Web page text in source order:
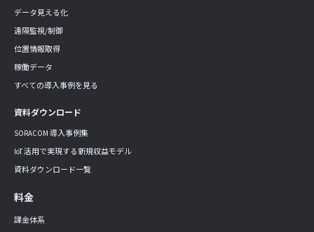
データ見える化
遠隔監視/制御
位置情報取得
稼働データ
すべての導入事例を見る
資料ダウンロード
SORACOM 導入事例集
IoT 活用で実現する新規収益モデル
資料ダウンロード一覧
料金
課金体系